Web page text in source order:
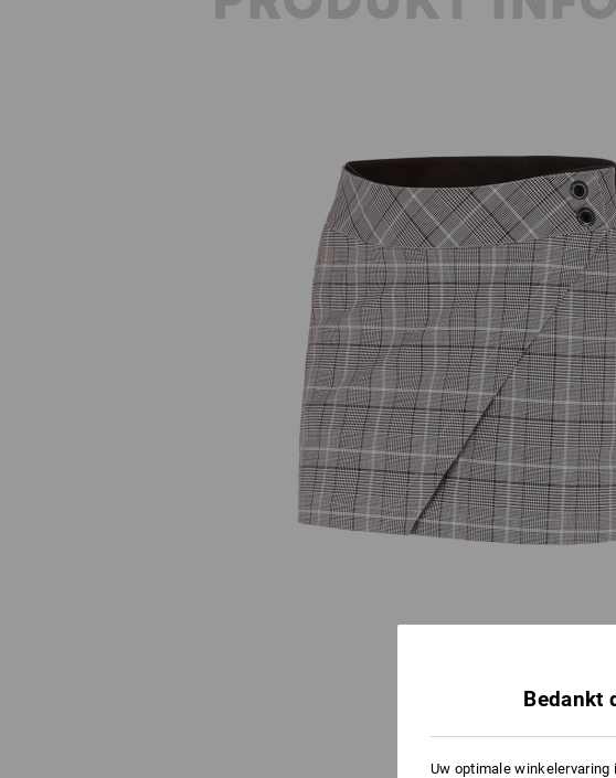
Bedankt
Uw optimale winkelervaring